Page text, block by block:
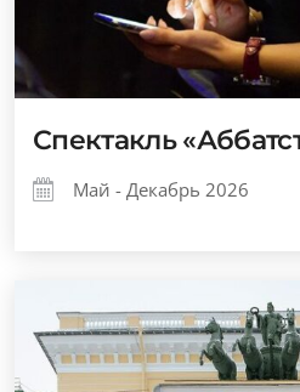
Спектакль
Май - Декабрь 2026